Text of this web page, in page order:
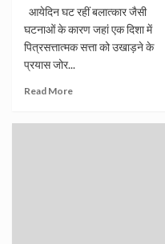
आयेदिन घट रहीं बलात्कार जैसी
घटनाओं के कारण जहां एक दिशा में
पित्रसत्तात्मक सत्ता को उखाड़ने के
प्रयास जोर...
Read More